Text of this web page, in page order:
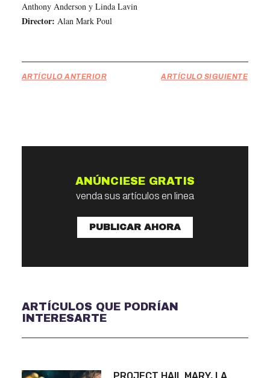
Anthony Anderson y Linda Lavin
Director: Alan Mark Poul
ARTÍCULO ANTERIOR ARTÍCULO SIGUIENTE
ANÚNCIESE GRATIS
venda sus artículos en linea
PUBLICAR AHORA
ARTÍCULOS QUE PODRÍAN
INTERESARTE